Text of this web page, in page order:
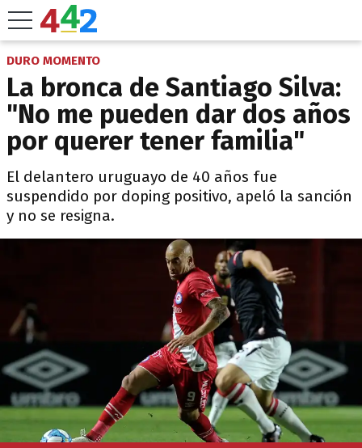
DURO MOMENTO
La bronca de Santiago Silva:
"No me pueden dar dos años
por querer tener familia"
El delantero uruguayo de 40 años fue
suspendido por doping positivo, apeló la sanción
y no se resigna.